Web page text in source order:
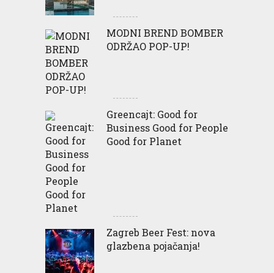
MODNI BREND BOMBER
ODRŽAO POP-UP!
Greencajt: Good for
Business Good for People
Good for Planet
Zagreb Beer Fest: nova
glazbena pojačanja!